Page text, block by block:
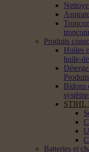
Produits
Huiles
huile-
Bidons
STIHL
Batteries et